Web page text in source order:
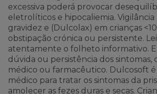
excessiva poderá provocar
eletrolíticos e hipocaliemia. Vigilância
gravidez e (Dulcolax) em crianças
obstipação crónica ou persistente.
atentamente o folheto informativo.
dúvida ou persistência dos sintomas,
médico ou farmacêutico. Dulcosoft
médico para tratar os sintomas da
amolecer as fezes duras e secas.